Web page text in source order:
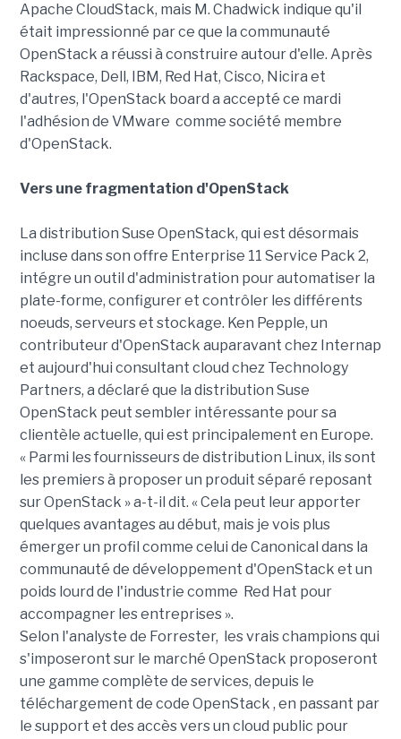
Apache CloudStack, mais M. Chadwick indique qu'il
était impressionné par ce que la communauté
OpenStack a réussi à construire autour d'elle. Après
Rackspace, Dell, IBM, Red Hat, Cisco, Nicira et
d'autres, l'OpenStack board a accepté ce mardi
l'adhésion de VMware comme société membre
d'OpenStack.
Vers une fragmentation d'OpenStack
La distribution Suse OpenStack, qui est désormais
incluse dans son offre Enterprise 11 Service Pack 2,
intégre un outil d'administration pour automatiser la
plate-forme, configurer et contrôler les différents
noeuds, serveurs et stockage. Ken Pepple, un
contributeur d'OpenStack auparavant chez Internap
et aujourd'hui consultant cloud chez Technology
Partners, a déclaré que la distribution Suse
OpenStack peut sembler intéressante pour sa
clientèle actuelle, qui est principalement en Europe.
« Parmi les fournisseurs de distribution Linux, ils sont
les premiers à proposer un produit séparé reposant
sur OpenStack » a-t-il dit. « Cela peut leur apporter
quelques avantages au début, mais je vois plus
émerger un profil comme celui de Canonical dans la
communauté de développement d'OpenStack et un
poids lourd de l'industrie comme Red Hat pour
accompagner les entreprises ».
Selon l'analyste de Forrester, les vrais champions qui
s'imposeront sur le marché OpenStack proposeront
une gamme complète de services, depuis le
téléchargement de code OpenStack , en passant par
le support et des accès vers un cloud public pour